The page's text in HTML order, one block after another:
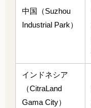
中国（Suzhou
Industrial Park）
インドネシア
（CitraLand
Gama City）